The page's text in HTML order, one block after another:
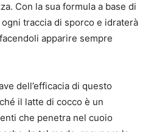
Con la sua formula a base di
traccia di sporco e idraterà
apparire sempre
dell’efficacia di questo
il latte di cocco è un
che penetra nel cuoio